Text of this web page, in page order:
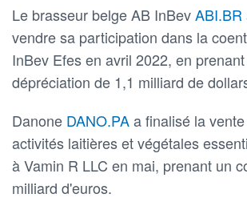
Le brasseur belge AB InBevABI.BR
vendre sa participation dans la
InBev Efes en avril 2022, en
dépréciation de 1,1 milliard de
Danone DANO.PAa finalisé la
activités laitières et végétales
à Vamin R LLC en mai, prenant un
milliard d'euros.